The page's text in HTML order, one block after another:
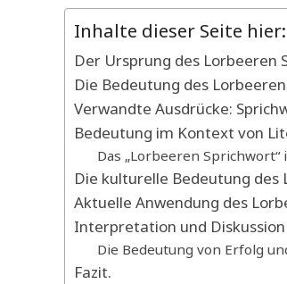
Inhalte dieser Seite hier:
Der Ursprung des Lorbeeren
Die Bedeutung des
Verwandte Ausdrücke:
Bedeutung im Kontext von
Das „Lorbeeren
Die kulturelle Bedeutung des
Aktuelle Anwendung des
Interpretation und
Die Bedeutung von Erfolg
Fazit.